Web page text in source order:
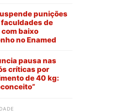
punições
faculdades de
baixo
no Enamed
pausa nas
críticas por
de 40 kg: